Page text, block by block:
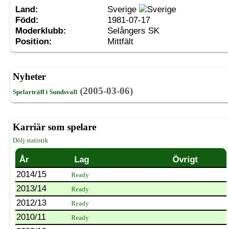
Land:
Sverige
Född:
1981-07-17
Moderklubb:
Selångers SK
Position:
Mittfält
Nyheter
Spelarträff i Sundsvall (2005-03-06)
Karriär som spelare
Dölj statistik
År Lag
Övrigt
2014/15
Ready
2013/14 Ready
2012/13 Ready
2010/11 Ready